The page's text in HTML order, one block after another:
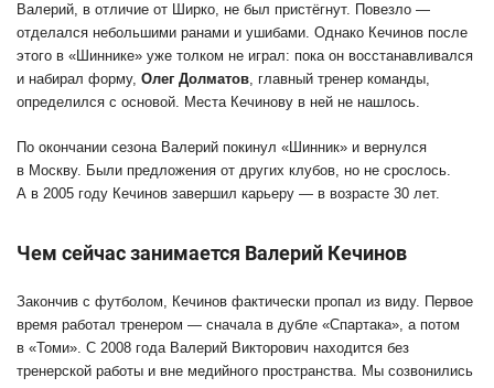
Валерий, в отличие от Ширко, не был пристёгнут. Повезло —
отделался небольшими ранами и ушибами. Однако Кечинов после
этого в «Шиннике» уже толком не играл: пока он восстанавливался
и набирал форму, Олег Долматов, главный тренер команды,
определился с основой. Места Кечинову в ней не нашлось.
По окончании сезона Валерий покинул «Шинник» и вернулся
в Москву. Были предложения от других клубов, но не срослось.
А в 2005 году Кечинов завершил карьеру — в возрасте 30 лет.
Чем сейчас занимается Валерий Кечинов
Закончив с футболом, Кечинов фактически пропал из виду. Первое
время работал тренером — сначала в дубле «Спартака», а потом
в «Томи». С 2008 года Валерий Викторович находится без
тренерской работы и вне медийного пространства. Мы созвонились